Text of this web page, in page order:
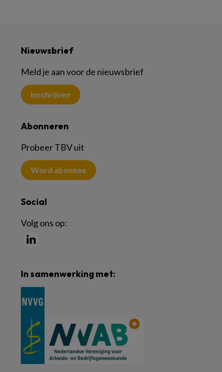
Nieuwsbrief
Meld je aan voor de nieuwsbrief
Inschrijven
Abonneren
Probeer TBV uit
Word abonnee
Social
Volg ons op:
In samenwerking met: